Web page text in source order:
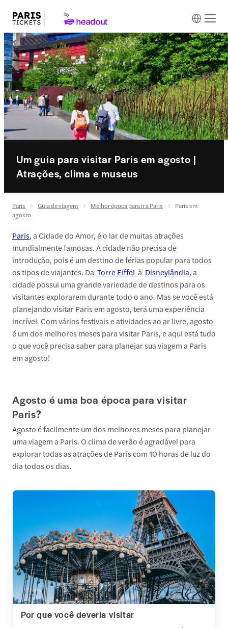
Um guia para visitar Paris em agosto |
Atrações, clima e museus
Paris Guia de viagem Melhor época para ir a Paris
Paris em
agosto
Paris, a Cidade do Amor, é o lar de muitas atrações
mundialmente famosas. A cidade não precisa de
introdução, pois é um destino de férias popular para todos
os tipos de viajantes. Da Torre Eiffel à Disneylândia, a
cidade possui uma grande variedade de destinos para os
visitantes explorarem durante todo o ano. Mas se você está
planejando visitar Paris em agosto, terá uma experiência
incrível. Com vários festivais e atividades ao ar livre, agosto
é um dos melhores meses para visitar Paris, e aqui está tudo
o que você precisa saber para planejar sua viagem a Paris
em agosto!
Agosto é uma boa época para visitar
Paris?
Agosto é facilmente um dos melhores meses para planejar
uma viagem a Paris. O clima de verão é agradável para
explorar todas as atrações de Paris com 10 horas de luz do
dia todos os dias.
Por que você deveria visitar